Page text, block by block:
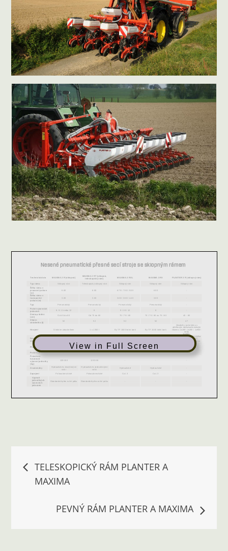
View in Full Screen
Navigace
pro
příspěvek
TELESKOPICKÝ RÁM PLANTER A
MAXIMA
PEVNÝ RÁM PLANTER A MAXIMA